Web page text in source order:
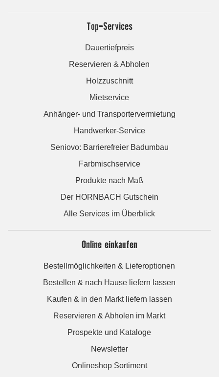
Top-Services
Dauertiefpreis
Reservieren & Abholen
Holzzuschnitt
Mietservice
Anhänger- und Transportervermietung
Handwerker-Service
Seniovo: Barrierefreier Badumbau
Farbmischservice
Produkte nach Maß
Der HORNBACH Gutschein
Alle Services im Überblick
Online einkaufen
Bestellmöglichkeiten & Lieferoptionen
Bestellen & nach Hause liefern lassen
Kaufen & in den Markt liefern lassen
Reservieren & Abholen im Markt
Prospekte und Kataloge
Newsletter
Onlineshop Sortiment